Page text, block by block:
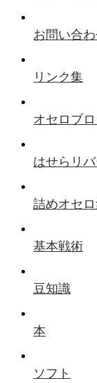
お問い合
リンク集
オセロブ
はせらリ
詰めオセ
基本戦術
豆知識
本
ソフト